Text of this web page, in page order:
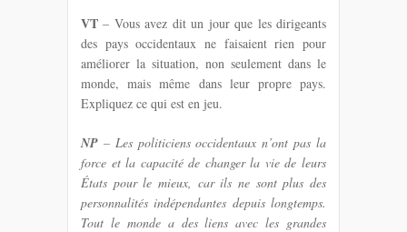
VT – Vous avez dit un jour que les dirigeants
des pays occidentaux ne faisaient rien pour
améliorer la situation, non seulement dans le
monde, mais même dans leur propre pays.
Expliquez ce qui est en jeu.
NP – Les politiciens occidentaux n’ont pas la
force et la capacité de changer la vie de leurs
États pour le mieux, car ils ne sont plus des
personnalités indépendantes depuis longtemps.
Tout le monde a des liens avec les grandes